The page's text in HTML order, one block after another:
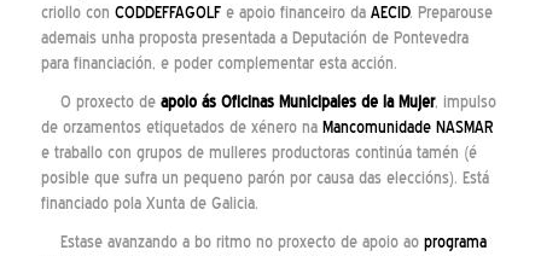
criollo con CODDEFFAGOLFe apoio financeiro da AECID. Preparouse
ademais unha proposta presentada a Deputación de Pontevedra
para financiación, e poder complementar esta acción.
O proxecto de apoio ás Oficinas Municipales de la Mujer, impulso
de orzamentos etiquetados de xénero na Mancomunidade NASMAR
e traballo con grupos de mulleres productoras continúa tamén (é
posible que sufra un pequeno parón por causa das eleccións). Está
financiado pola Xunta de Galicia.
Estase avanzando a bo ritmo no proxecto de apoio ao programa